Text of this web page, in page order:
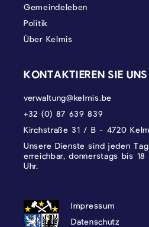
Gemeindeleben
Politik
Über Kelmis
KONTAKTIEREN SIE UNS
verwaltung@kelmis.be
+32 (0) 87 639 839
Kirchstraße 31 / B - 4720
Unsere Dienste sind jeden
erreichbar, donnerstags bis
Uhr.
DATENSCHUTZ,
Impressum
Datenschutz